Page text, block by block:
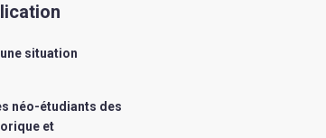
situation
néo-étudiants des
et